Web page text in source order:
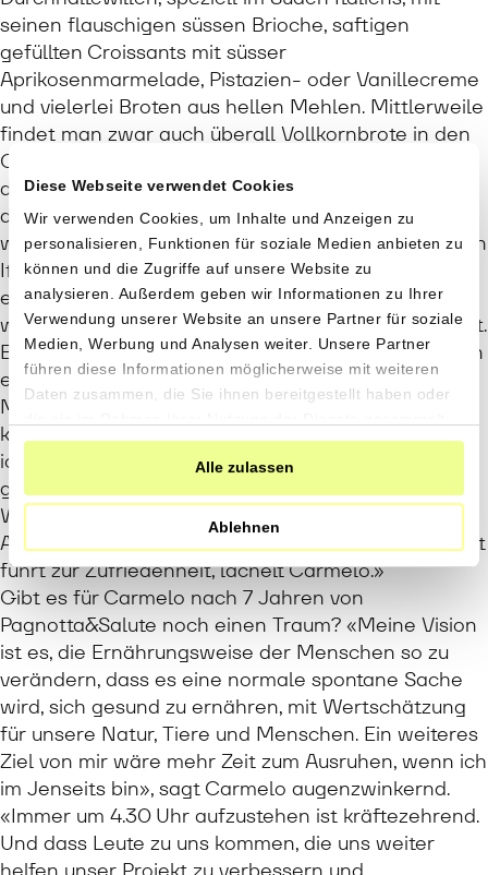
Diese Webseite verwendet Cookies
Wir verwenden Cookies, um Inhalte und Anzeigen zu
personalisieren, Funktionen für soziale Medien anbieten zu
können und die Zugriffe auf unsere Website zu
analysieren. Außerdem geben wir Informationen zu Ihrer
Verwendung unserer Website an unsere Partner für soziale
Medien, Werbung und Analysen weiter. Unsere Partner
führen diese Informationen möglicherweise mit weiteren
Daten zusammen, die Sie ihnen bereitgestellt haben oder
haben.
Alle zulassen
Ablehnen
seinen flauschigen süssen Brioche, saftigen
gefüllten Croissants mit süsser
Aprikosenmarmelade, Pistazien- oder Vanillecreme
und vielerlei Broten aus hellen Mehlen. Mittlerweile
findet man zwar auch überall Vollkornbrote in den
Gestellen. Aber Vollkorn in Süditalien ist nicht
dasselbe wie in der Schweiz. Das meist kompakte
dunkle Brot darf sich bei uns nur Vollkorn nennen,
wenn es zu mindestens 90% aus Vollkorn besteht. In
Italien hingegen versteht man unter Vollkorn meist
ein luftiges, hellbraunes Brot mit wenig Körnchen,
welches einen geringen Vollkornmehl Anteil enthält.
Es braucht viel Durchhaltewillen und Energie, um an
einem solchen Ort seinen Traum zu leben. «Meine
Motivation beruht darauf, dass wir ein Produkt
kreieren, dass unser Inneres mit Glück erfüllt. Weil
ich weiss, wer hier aus dem Laden geht, hat ein
genuines Produkt gekauft, dass ihm gut tut. Dieses
Wissen ist für mich die grösste Belohnung. Eine
Arbeit zu machen, mit der du anderen helfen kannst
führt zur Zufriedenheit, lächelt Carmelo.»
Gibt es für Carmelo nach 7 Jahren von
Pagnotta&Salute noch einen Traum? «Meine Vision
ist es, die Ernährungsweise der Menschen so zu
verändern, dass es eine normale spontane Sache
wird, sich gesund zu ernähren, mit Wertschätzung
für unsere Natur, Tiere und Menschen. Ein weiteres
Ziel von mir wäre mehr Zeit zum Ausruhen, wenn ich
im Jenseits bin», sagt Carmelo augenzwinkernd.
«Immer um 4.30 Uhr aufzustehen ist kräftezehrend.
Und dass Leute zu uns kommen, die uns weiter
helfen unser Projekt zu verbessern und